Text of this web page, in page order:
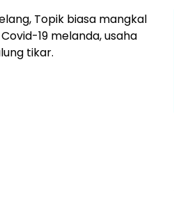
Topik biasa mangkal
19 melanda, usaha
tikar.